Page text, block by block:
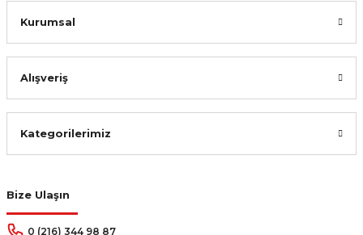
Bize Ulaşın
0 (216) 344 98 87
Kurumsal
Alışveriş
Kategorilerimiz